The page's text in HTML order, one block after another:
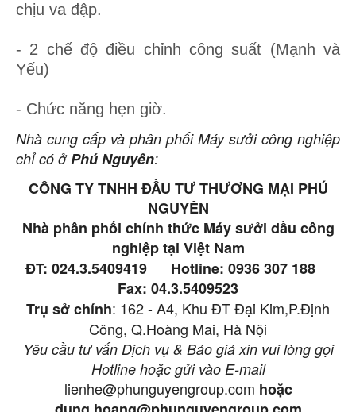
chịu va đập.
- 2 chế độ điều chỉnh công suất (Mạnh và
Yếu)
- Chức năng hẹn giờ.
Nhà cung cấp và phân phối Máy sưởi công nghiệp
chỉ có ởPhú Nguyên:
CÔNG TY TNHH ĐẦU TƯ THƯƠNG MẠI PHÚ
NGUYÊN
Nhà phân phối chính thức Máy sưởi dầu công
nghiệp tại Việt Nam
ĐT: 024.3.5409419
Hotline: 0936 307 188
Fax: 04.3.5409523
Trụ sở chính: 162 - A4, Khu ĐT Đại Kim,P.Định
Công, Q.Hoàng Mai, Hà Nội
Yêu cầu tư vấn Dịch vụ & Báo giá xin vui lòng gọi
Hotline hoặc gửi vào E-mail
lienhe@phunguyengroup.com hoặc